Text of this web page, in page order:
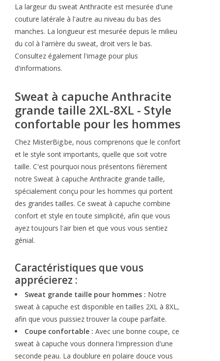
La largeur du sweat Anthracite est mesurée d'une
couture latérale à l'autre au niveau du bas des
manches. La longueur est mesurée depuis le milieu
du col à l'arrière du sweat, droit vers le bas.
Consultez également l'image pour plus
d'informations.
Sweat à capuche Anthracite
grande taille 2XL-8XL - Style
confortable pour les hommes
Chez MisterBig.be, nous comprenons que le confort
et le style sont importants, quelle que soit votre
taille. C'est pourquoi nous présentons fièrement
notre Sweat à capuche Anthracite grande taille,
spécialement conçu pour les hommes qui portent
des grandes tailles. Ce sweat à capuche combine
confort et style en toute simplicité, afin que vous
ayez toujours l'air bien et que vous vous sentiez
génial.
Caractéristiques que vous
apprécierez :
Sweat grande taille pour hommes : Notre
sweat à capuche est disponible en tailles 2XL à 8XL,
afin que vous puissiez trouver la coupe parfaite.
Coupe confortable : Avec une bonne coupe, ce
sweat à capuche vous donnera l'impression d'une
seconde peau. La doublure en polaire douce vous